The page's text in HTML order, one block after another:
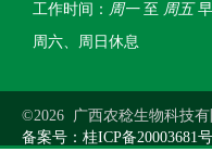
工作时间： 周一至 周五早
周六、周日休息
©2026 广西农稔生物科技
备案号：桂ICP备20003681